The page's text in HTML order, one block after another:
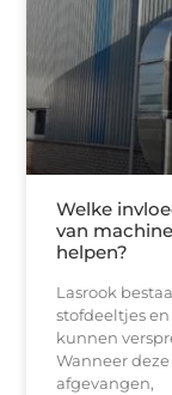
Welke
van
helpen?
Lasrook
stofdeeltjes
kunnen
Wanneer
afgevangen,